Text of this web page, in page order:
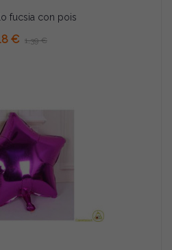
fucsia con pois
€ 1,39 €